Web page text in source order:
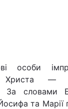
особи
Христа
За словами
та Марії